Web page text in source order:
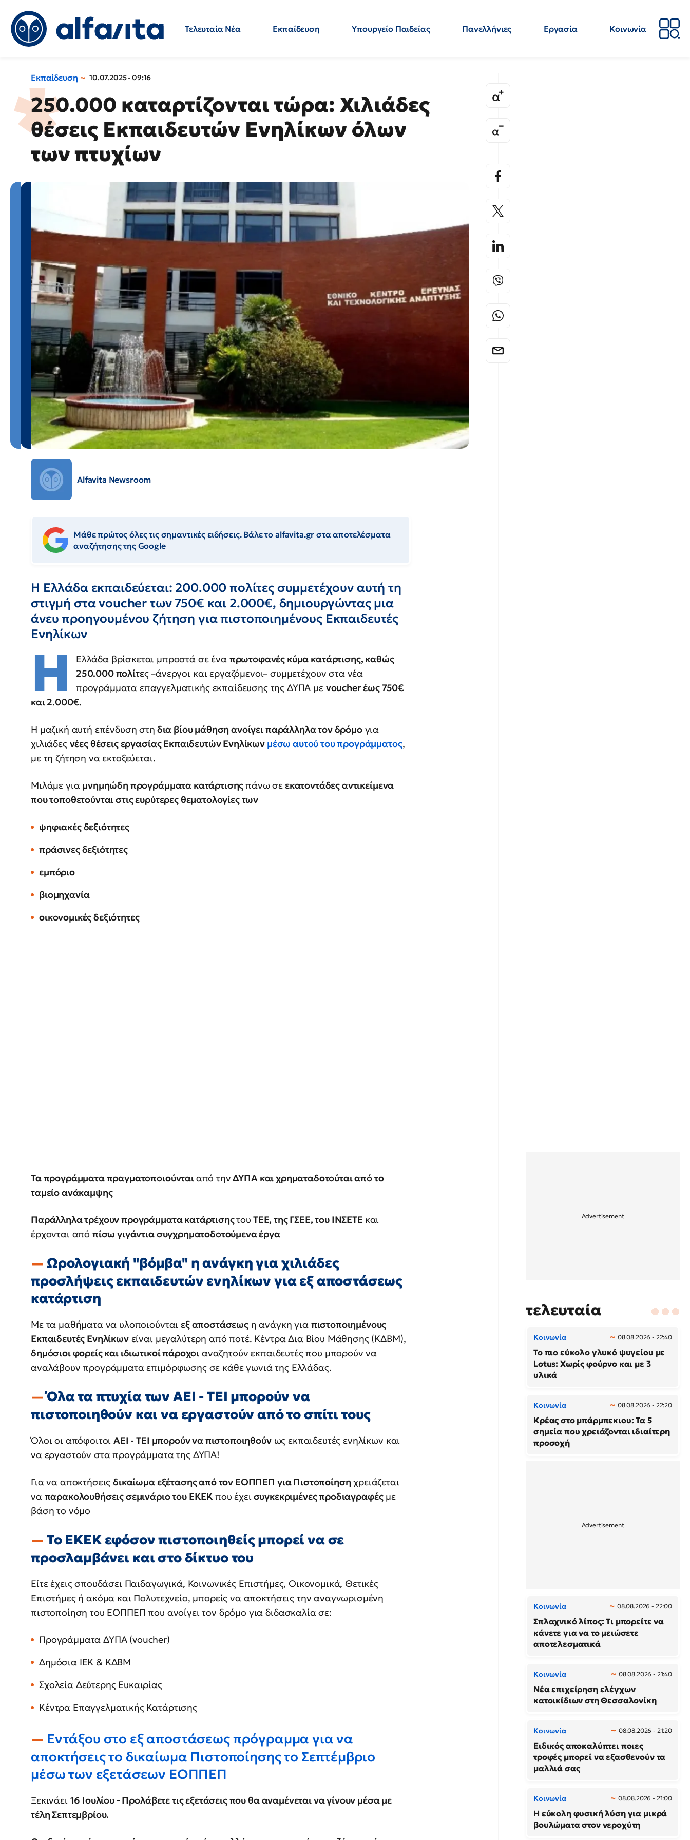
Τελευταία Νέα Εκπαίδευση Υπουργείο Παιδείας Πανελλήνιες Εργασία
Κοινωνία
Εκπαίδευση 10.07.2025 - 09:16
250.000 καταρτίζονται τώρα: Χιλιάδες
θέσεις Εκπαιδευτών Ενηλίκων όλων
των πτυχίων
Alfavita Newsroom
Μάθε πρώτος όλες τις σημαντικές ειδήσεις. Βάλε το alfavita.gr στα αποτελέσματα
αναζήτησης της Google
Η Ελλάδα εκπαιδεύεται: 200.000 πολίτες συμμετέχουν αυτή τη
στιγμή στα voucher των 750€ και 2.000€, δημιουργώντας μια
άνευ προηγουμένου ζήτηση για πιστοποιημένους Εκπαιδευτές
Ενηλίκων
Η Ελλάδα βρίσκεται μπροστά σε ένα πρωτοφανές κύμα κατάρτισης, καθώς
250.000 πολίτες –άνεργοι και εργαζόμενοι– συμμετέχουν στα νέα
προγράμματα επαγγελματικής εκπαίδευσης της ΔΥΠΑ με voucher έως 750€
και 2.000€.
Η μαζική αυτή επένδυση στη δια βίου μάθηση ανοίγει παράλληλα τον δρόμογια
χιλιάδες νέες θέσεις εργασίας Εκπαιδευτών Ενηλίκων μέσω αυτού του προγράμματος,
με τη ζήτηση να εκτοξεύεται.
Μιλάμε για μνημηώδη προγράμματα κατάρτισηςπάνω σεεκατοντάδες αντικείμενα
που τοποθετούνται στις ευρύτερες θεματολογίες των
ψηφιακές δεξιότητες
πράσινες δεξιότητες
εμπόριο
βιομηχανία
οικονομικές δεξιότητες
Τα προγράμματα πραγματοποιούνταιαπό τηνΔΥΠΑ και χρηματαδοτούται από το
ταμείο ανάκαμψης
Παράλληλα τρέχουν προγράμματα κατάρτισηςτου ΤΕΕ, της ΓΣΕΕ, του ΙΝΣΕΤΕ και
έρχονται από πίσω γιγάντια συγχρηματοδοτούμενα έργα
Ωρολογιακή "βόμβα" η ανάγκη για χιλιάδες
προσλήψεις εκπαιδευτών ενηλίκων για εξ αποστάσεως
κατάρτιση
Με τα μαθήματα να υλοποιούνταιεξ αποστάσεωςη ανάγκη για πιστοποιημένους
Εκπαιδευτές Ενηλίκωνείναι μεγαλύτερη από ποτέ. Κέντρα Δια Βίου Μάθησης (ΚΔΒΜ),
δημόσιοι φορείς και ιδιωτικοί πάροχοι αναζητούν εκπαιδευτές που μπορούν να
αναλάβουν προγράμματα επιμόρφωσης σε κάθε γωνιά της Ελλάδας.
Όλα τα πτυχία των ΑΕΙ - ΤΕΙ μπορούν να
πιστοποιηθούν και να εργαστούν από το σπίτι τους
Όλοι οι απόφοιτοιΑΕΙ - ΤΕΙ μπορούν να πιστοποιηθούνως εκπαιδευτές ενηλίκων και
να εργαστούν στα προγράμματα της ΔΥΠΑ!
Για να αποκτήσειςδικαίωμα εξέτασης από τον ΕΟΠΠΕΠ για Πιστοποίηση χρειάζεται
να παρακολουθήσεις σεμινάριο του ΕΚΕΚ που έχει συγκεκριμένες προδιαγραφέςμε
βάση το νόμο
Το ΕΚΕΚ εφόσον πιστοποιηθείς μπορεί να σε
προσλαμβάνει και στο δίκτυο του
Είτε έχεις σπουδάσει Παιδαγωγικά, Κοινωνικές Επιστήμες, Οικονομικά, Θετικές
Επιστήμες ή ακόμα και Πολυτεχνείο, μπορείς να αποκτήσεις την αναγνωρισμένη
πιστοποίηση του ΕΟΠΠΕΠ που ανοίγει τον δρόμο για διδασκαλία σε:
Προγράμματα ΔΥΠΑ (voucher)
Δημόσια ΙΕΚ & ΚΔΒΜ
Σχολεία Δεύτερης Ευκαιρίας
Κέντρα Επαγγελματικής Κατάρτισης
Εντάξου στο εξ αποστάσεως πρόγραμμα για να
αποκτήσεις το δικαίωμα Πιστοποίησης το Σεπτέμβριο
μέσω των εξετάσεων ΕΟΠΠΕΠ
Ξεκινάει 16 Ιουλίου - Προλάβετε τις εξετάσεις που θα αναμένεται να γίνουν μέσα με
τέλη Σεπτεμβρίου.
τελευταία
Κοινωνία 08.08.2026 - 22:40
Το πιο εύκολο γλυκό ψυγείου με
Lotus: Χωρίς φούρνο και με 3
υλικά
Κοινωνία 08.08.2026 - 22:20
Κρέας στο μπάρμπεκιου: Τα 5
σημεία που χρειάζονται ιδιαίτερη
προσοχή
Κοινωνία 08.08.2026 - 22:00
Σπλαχνικό λίπος: Τι μπορείτε να
κάνετε για να το μειώσετε
αποτελεσματικά
Κοινωνία 08.08.2026 - 21:40
Νέα επιχείρηση ελέγχων
κατοικίδιων στη Θεσσαλονίκη
Κοινωνία 08.08.2026 - 21:20
Ειδικός αποκαλύπτει ποιες
τροφές μπορεί να εξασθενούν τα
μαλλιά σας
Κοινωνία 08.08.2026 - 21:00
Η εύκολη φυσική λύση για μικρά
βουλώματα στον νεροχύτη